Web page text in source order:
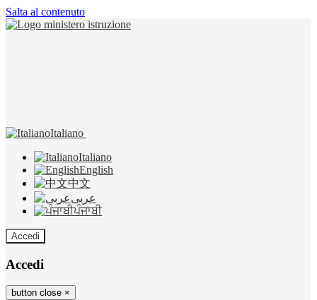
Salta al contenuto
Italiano
Italiano
English
中文
عربى
ਪੰਜਾਬੀ
Accedi
Accedi
button close ×